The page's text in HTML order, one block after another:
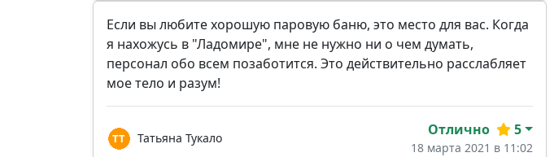
Если вы любите хорошую паровую баню, это место для вас. Когда
я нахожусь в "Ладомире", мне не нужно ни о чем думать,
персонал обо всем позаботится. Это действительно расслабляет
мое тело и разум!
Татьяна Тукало Отлично 5
18 марта 2021 в 11:02